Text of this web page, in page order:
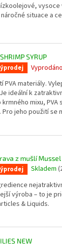
situace a
SYRUP
Vyprodáno
PVA materiály.
ideální k
mixu, PVA
jeho použití se
z mušlí
Skladem
výroba – to je
& Liquids.
NEW